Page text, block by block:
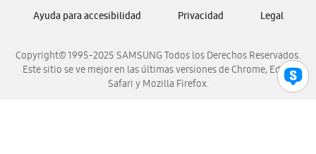
Samsung Venezuela
Copyright© 1995-2025 SAMSUNG Todos los Derechos Reservados.
Este sitio se ve mejor en las últimas versiones de Chrome, Edge,
Safari y Mozilla Firefox.
Ayuda para accesibilidad Privacidad Legal